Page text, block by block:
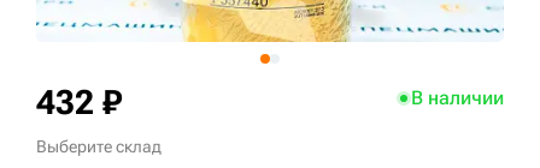
432 ₽ В наличии
Выберите склад
+7 (499) 394-50-93